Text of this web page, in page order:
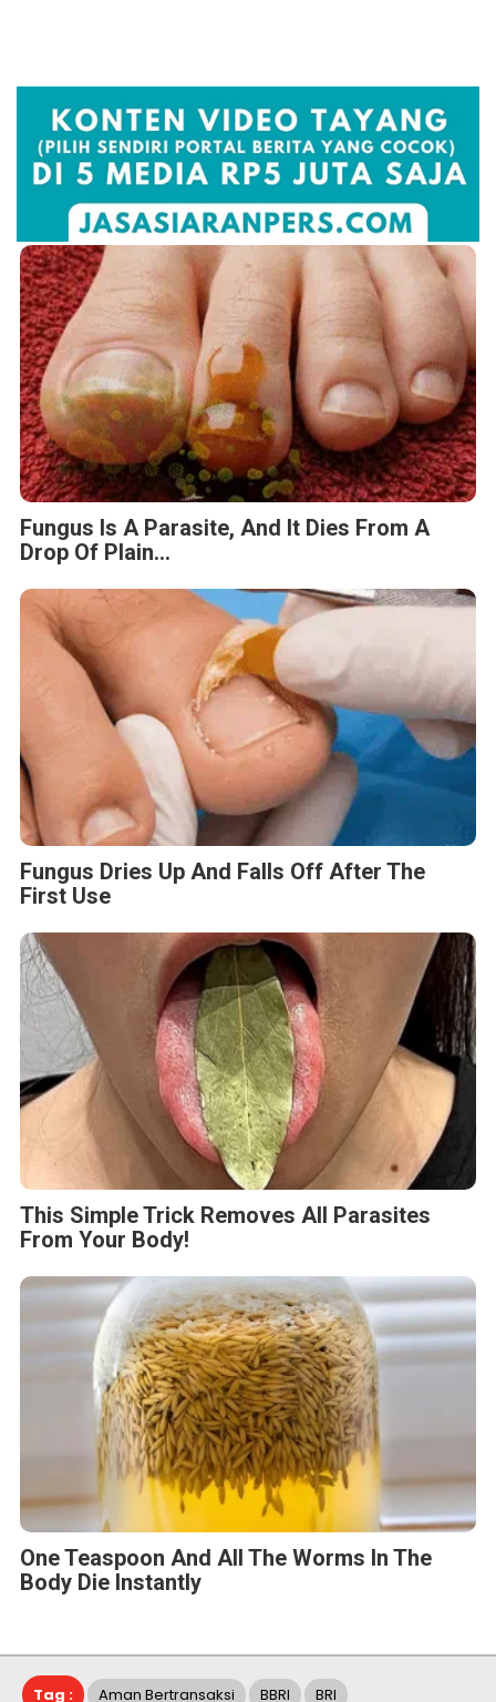
Fungus Is A Parasite, And It Dies From A
Drop Of Plain...
Fungus Dries Up And Falls Off After The
First Use
This Simple Trick Removes All Parasites
From Your Body!
One Teaspoon And All The Worms In The
Body Die Instantly
Tag : Aman Bertransaksi BBRI BRI